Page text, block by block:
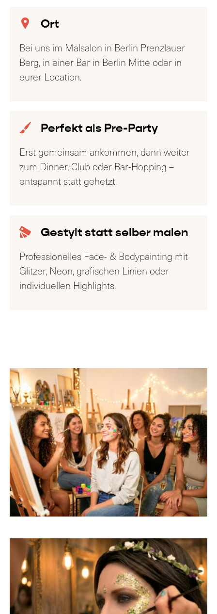
Ort
Bei uns im Malsalon in Berlin Prenzlauer
Berg, in einer Bar in Berlin Mitte oder in
eurer Location.
Perfekt als Pre-Party
Erst gemeinsam ankommen, dann weiter
zum Dinner, Club oder Bar-Hopping –
entspannt statt gehetzt.
Gestylt statt selber malen
Professionelles Face- & Bodypainting mit
Glitzer, Neon, grafischen Linien oder
individuellen Highlights.